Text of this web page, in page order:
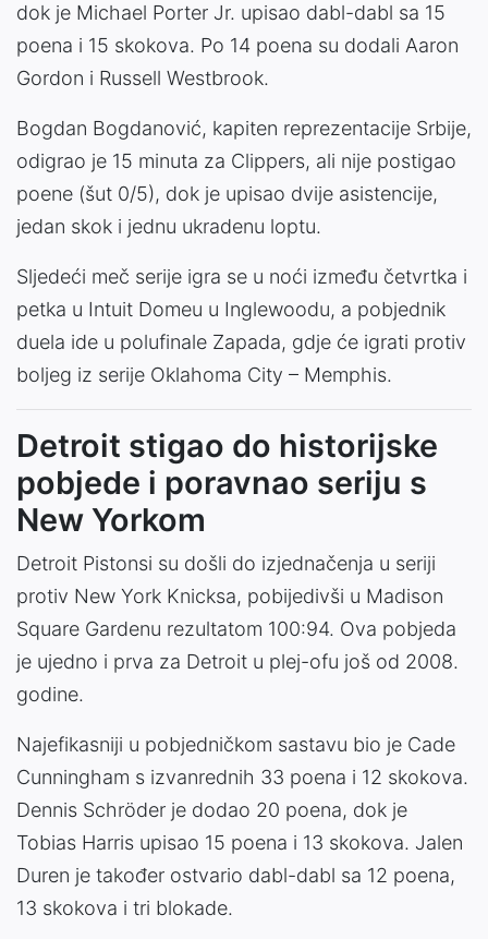
dok je Michael Porter Jr. upisao dabl-dabl sa 15
poena i 15 skokova. Po 14 poena su dodali Aaron
Gordon i Russell Westbrook.
Bogdan Bogdanović, kapiten reprezentacije Srbije,
odigrao je 15 minuta za Clippers, ali nije postigao
poene (šut 0/5), dok je upisao dvije asistencije,
jedan skok i jednu ukradenu loptu.
Sljedeći meč serije igra se u noći između četvrtka i
petka u Intuit Domeu u Inglewoodu, a pobjednik
duela ide u polufinale Zapada, gdje će igrati protiv
boljeg iz serije Oklahoma City – Memphis.
Detroit stigao do historijske
pobjede i poravnao seriju s
New Yorkom
Detroit Pistonsi su došli do izjednačenja u seriji
protiv New York Knicksa, pobijedivši u Madison
Square Gardenu rezultatom 100:94. Ova pobjeda
je ujedno i prva za Detroit u plej-ofu još od 2008.
godine.
Najefikasniji u pobjedničkom sastavu bio je Cade
Cunningham s izvanrednih 33 poena i 12 skokova.
Dennis Schröder je dodao 20 poena, dok je
Tobias Harris upisao 15 poena i 13 skokova. Jalen
Duren je također ostvario dabl-dabl sa 12 poena,
13 skokova i tri blokade.